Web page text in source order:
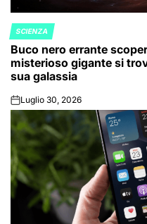
POSTED
IN
SCIENZA
Buco nero errante
misterioso gigante si
sua galassia
onLuglio 30, 2026